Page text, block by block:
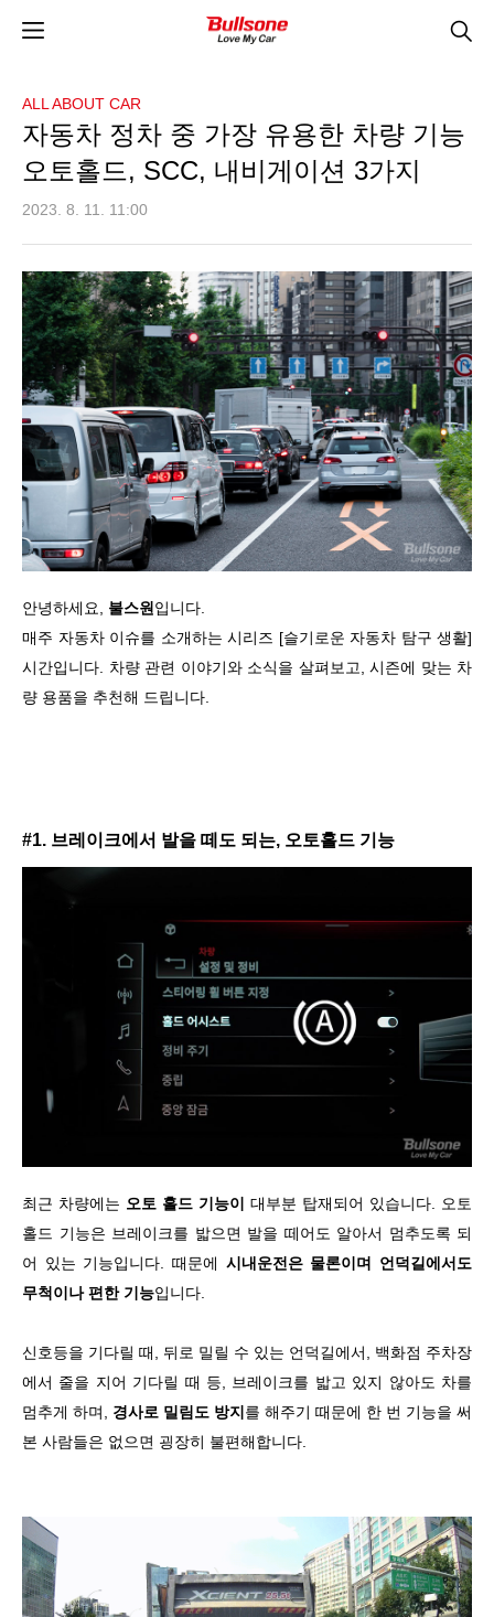
ALL ABOUT CAR
자동차 정차 중 가장 유용한 차량 기능
오토홀드, SCC, 내비게이션 3가지
2023. 8. 11. 11:00
안녕하세요, 불스원 입니다.
매주 자동차 이슈를 소개하는 시리즈 [슬기로운 자동차 탐구 생활]
시간입니다. 차량 관련 이야기와 소식을 살펴보고, 시즌에 맞는 차
량 용품을 추천해 드립니다.
#1. 브레이크에서 발을 떼도 되는, 오토홀드 기능
최근 차량에는 오토 홀드 기능이
대부분 탑재되어 있습니다. 오토
홀드 기능은 브레이크를 밟으면 발을 떼어도 알아서 멈추도록 되
어 있는 기능입니다. 때문에 시내운전은 물론이며 언덕길에서도
무척이나 편한 기능입니다.
신호등을 기다릴 때, 뒤로 밀릴 수 있는 언덕길에서, 백화점 주차장
에서 줄을 지어 기다릴 때 등, 브레이크를 밟고 있지 않아도 차를
멈추게 하며, 경사로 밀림도 방지 를 해주기 때문에 한 번 기능을 써
본 사람들은 없으면 굉장히 불편해합니다.